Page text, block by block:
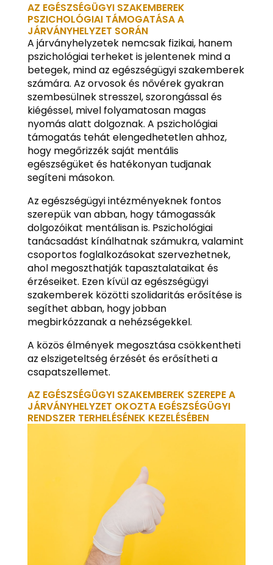
AZ EGÉSZSÉGÜGYI SZAKEMBEREK
PSZICHOLÓGIAI TÁMOGATÁSA A
JÁRVÁNYHELYZET SORÁN
A járványhelyzetek nemcsak fizikai, hanem
pszichológiai terheket is jelentenek mind a
betegek, mind az egészségügyi szakemberek
számára. Az orvosok és nővérek gyakran
szembesülnek stresszel, szorongással és
kiégéssel, mivel folyamatosan magas
nyomás alatt dolgoznak. A pszichológiai
támogatás tehát elengedhetetlen ahhoz,
hogy megőrizzék saját mentális
egészségüket és hatékonyan tudjanak
segíteni másokon.
Az egészségügyi intézményeknek fontos
szerepük van abban, hogy támogassák
dolgozóikat mentálisan is. Pszichológiai
tanácsadást kínálhatnak számukra, valamint
csoportos foglalkozásokat szervezhetnek,
ahol megoszthatják tapasztalataikat és
érzéseiket. Ezen kívül az egészségügyi
szakemberek közötti szolidaritás erősítése is
segíthet abban, hogy jobban
megbirkózzanak a nehézségekkel.
A közös élmények megosztása csökkentheti
az elszigeteltség érzését és erősítheti a
csapatszellemet.
AZ EGÉSZSÉGÜGYI SZAKEMBEREK SZEREPE A
JÁRVÁNYHELYZET OKOZTA EGÉSZSÉGÜGYI
RENDSZER TERHELÉSÉNEK KEZELÉSÉBEN